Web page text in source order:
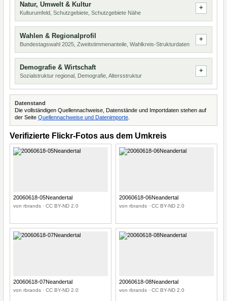
Natur, Umwelt & Kultur
Kulturumfeld, Schutzgebiete, Schutzgebiete Nähe
Wahlen & Regionalprofil
Bundestagswahl 2025, Zweitstimmenanteile, Wahlkreis-Strukturdaten
Demografie & Wirtschaft
Sozialstruktur regional, Demografie, Altersstruktur
Datenstand
Die vollständigen Quellennachweise, Datenstände und Importdaten stehen auf
der Seite Quellennachweise und Datenimporte
Verifizierte Flickr-Fotos aus dem Umkreis
20060618-05Neandertal
von rbrands · CC BY-ND 2.0
20060618-06Neandertal
von rbrands · CC BY-ND 2.0
20060618-07Neandertal
von rbrands · CC BY-ND 2.0
20060618-08Neandertal
von rbrands · CC BY-ND 2.0